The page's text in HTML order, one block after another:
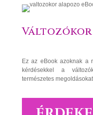
Ez az eBook azoknak a
kérdésekkel a
természetes